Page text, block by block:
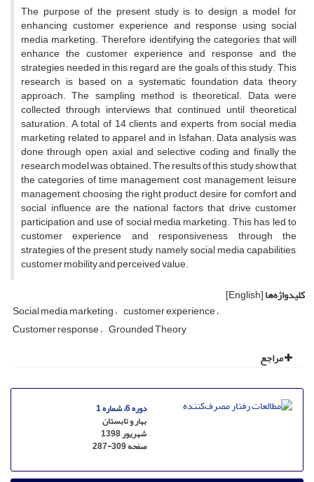
The purpose of the present study is to design a model for
enhancing customer experience and response using social
media marketing. Therefore, identifying the categories that will
enhance the customer experience and response and the
strategies needed in this regard are the goals of this study. This
research is based on a systematic foundation data theory
approach. The sampling method is theoretical. Data were
collected through interviews that continued until theoretical
saturation. A total of 14 clients and experts from social media
marketing related to apparel and in Isfahan. Data analysis was
done through open, axial and selective coding and finally the
research model was obtained. The results of this study show that
the categories of time management, cost management, leisure
management, choosing the right product, desire for comfort and
social influence are the national factors that drive customer
participation and use of social media marketing. This has led to
customer experience and responsiveness through the
strategies of the present study, namely social media capabilities,
customer mobility and perceived value.
کلیدواژه‌ها[English]
Social media marketing customer experience
Customer response Grounded Theory
مراجع
دوره 6، شماره 1
بهار و تابستان
شهریور 1398
صفحه287-309